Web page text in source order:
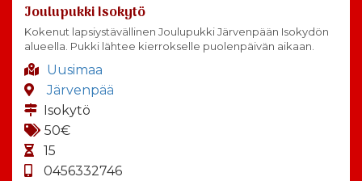
Joulupukki Isokytö
Kokenut lapsiystävällinen Joulupukki Järvenpään Isokydön
alueella. Pukki lähtee kierrokselle puolenpäivän aikaan.
Uusimaa
Järvenpää
Isokytö
50€
15
0456332746